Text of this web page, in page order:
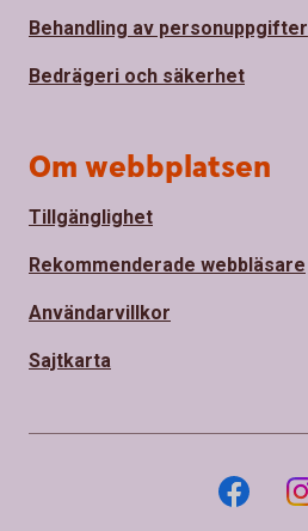
Behandling av personuppgifter
Bedrägeri och säkerhet
Om webbplatsen
Tillgänglighet
Rekommenderade webbläsare
Användarvillkor
Sajtkarta